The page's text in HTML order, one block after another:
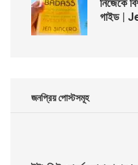
নিজেকে
গাইড |
জনপ্রিয় পোস্টসমূহ